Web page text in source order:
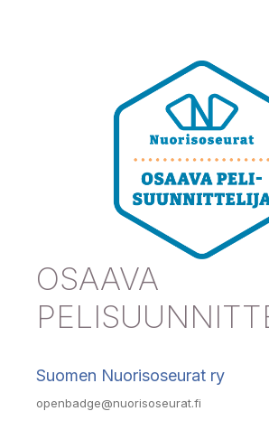
OSAAVA
Suomen Nuorisoseurat ry
openbadge@nuorisoseurat.fi